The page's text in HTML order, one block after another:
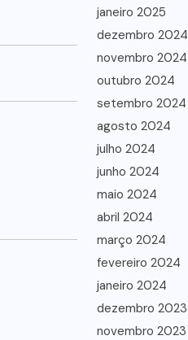
janeiro 2025
dezembro 2024
novembro 2024
outubro 2024
setembro 2024
agosto 2024
julho 2024
junho 2024
maio 2024
abril 2024
março 2024
fevereiro 2024
janeiro 2024
dezembro 2023
novembro 2023